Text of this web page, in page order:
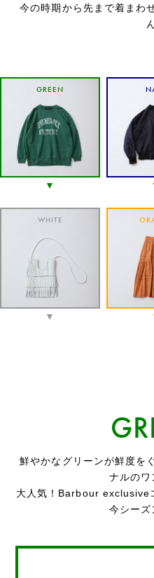
今の時期から先まで着まわ
GREEN
WHITE
鮮やかなグリーンが鮮度を
ナルのワ
大人気！Barbour exclusive
今シーズ